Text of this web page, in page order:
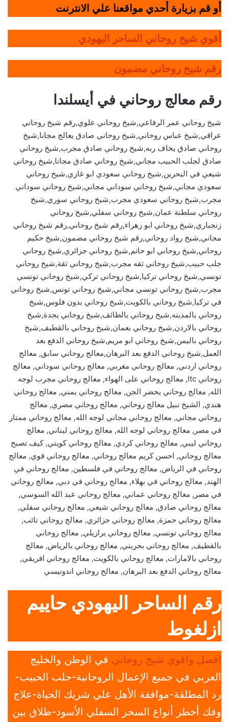
أو قم بزيارة أحدي مواقعنا علي الانترنت
أقوي شيخ روحاني الساحر اليهودي
رقم شيخ روحاني مضمون
رقم معالج روحاني في أيسلندا
شيخ روحاني عمر الرفاعي,شيخ روحاني علوي,رقم شيخ روحاني
عراقي,شيخ عباس روحاني,شيخ روحاني صادق يعالج مجانا,شيخ
روحاني صادق يخاف ربه,شيخ روحاني صادق مجرب,شيخ روحاني
صادق لجلب الحبيب مجاني,شيخ روحاني صادق مجانا,شيخ روحاني
شيعي في البحرين,شيخ روحاني سعودي ابو غازي,شيخ روحاني
سعودي مجاني,شيخ روحاني سوداني مجاني,شيخ روحاني سوداني
مجرب,شيخ روحاني سعودي مجرب,شيخ روحاني سوري,شيخ
روحاني سلطنة عمان,شيخ روحاني سفلي,شيخ روحاني
زنجباري,شيخ روحاني ابو زهراء,رقم شيخ روحاني,رقم شيخ روحاني
مجاني,شيخ رواد روحاني,رقم شيخ روحاني مضمون,شيخ حكيم
روحاني,شيخ روحاني ابو حاتم,شيخ روحاني جزائري,شيخ روحاني
جلب حبيب,شيخ روحاني ثقه مجرب,شيخ روحاني ثقة,شيخ روحاني
تونسي,شيخ روحاني تركيا,شيخ روحاني تركي,شيخ روحاني تونسي
مجرب,شيخ روحاني تونسي مجاني,شيخ روحاني تونس,شيخ روحاني
في تركيا,شيخ روحاني بالكويت,شيخ روحاني بدون فلوس,شيخ
روحاني بالمدينه,شيخ روحاني بالطائف,شيخ روحاني بجدة,شيخ
روحاني بالاردن,شيخ روحاني بعمان,شيخ روحاني بالقطيف,شيخ
روحاني باليمن,شيخ روحاني ابو مريم,شيخ روحاني الدفع بعد
العمل,شيخ روحاني الدفع بعد البرهان,معالج روحاني سابق, معالج
روحاني اردني, معالج روحاني مغربي, معالج روحاني سوداني, معالج
روحاني ltc, معالج روحاني على الهواء, معالج روحاني مجرب لوجه
الله, معالج روحاني يحضر الجن, معالج روحاني يمني, معالج روحاني
هندي, الشيخ نبيل معالج روحاني, معالج روحاني مصري, معالج
روحاني مجاني, معالج روحاني مجاني لوجه الله, معالج روحاني ممتاز
في مصر, معالج روحاني لوجه الله, معالج روحاني لبناني, معالج
روحاني ليبي, معالج روحاني كردي, معالج روحاني كويتي, كيف تصبح
معالج روحاني, احسن كريم معالج روحاني, معالج روحاني قوي, معالج
روحاني في الرياض, معالج روحاني في فلسطين, معالج روحاني في
الهند, معالج روحاني في بهلاء, معالج روحاني في دبي, معالج روحاني
في مصر, معالج روحاني عماني, معالج روحاني عبد الله السوسي,
معالج روحاني صادق, معالج روحاني شيعي, معالج روحاني سفلي,
معالج روحاني حمزة, معالج روحاني جزائري, معالج روحاني تائب,
معالج روحاني تونسي, معالج روحاني برازيلي, معالج روحاني
بالقطيف, معالج روحاني بحريني, معالج روحاني بالرياض, معالج
روحاني بالامارات, معالج روحاني بالكويت, معالج روحاني افريقي,
معالج روحاني الدفع بعد البرهان, معالج روحاني اندونيسي
رقم الساحر اليهودي حاييم
ازلغوط
افضل واقوي شيخ روحاني في الوطن والخليج
العربي في جميع الإعمال الروحانية-جلب الحبيب-
رد المطلقة-موافقة الأهل علي شريك الحياة-علاج
وفك أخطر أنواع السحر السفلي الأسود-طلاق بين